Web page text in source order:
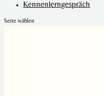
Kennenlerngespräch
Seite wählen